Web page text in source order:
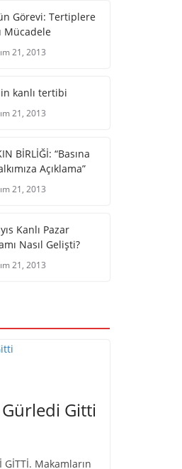
Görevi: Tertiplere
Mücadele
21, 2013
kanlı tertibi
21, 2013
BİRLİĞİ: “Basına
Açıklama”
21, 2013
Kanlı Pazar
Nasıl Gelişti?
21, 2013
Gürledi Gitti
GİTTİ. Makamların